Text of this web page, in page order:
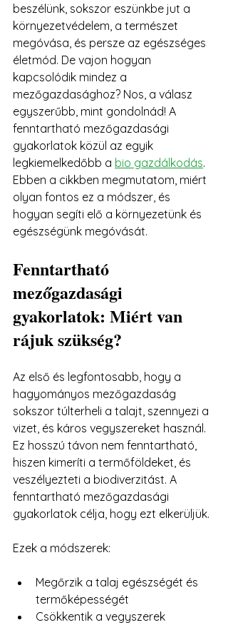
beszélünk, sokszor eszünkbe jut a
környezetvédelem, a természet
megóvása, és persze az egészséges
életmód. De vajon hogyan
kapcsolódik mindez a
mezőgazdasághoz? Nos, a válasz
egyszerűbb, mint gondolnád! A
fenntartható mezőgazdasági
gyakorlatok közül az egyik
legkiemelkedőbb a bio gazdálkodás.
Ebben a cikkben megmutatom, miért
olyan fontos ez a módszer, és
hogyan segíti elő a környezetünk és
egészségünk megóvását.
Fenntartható
mezőgazdasági
gyakorlatok: Miért van
rájuk szükség?
Az első és legfontosabb, hogy a
hagyományos mezőgazdaság
sokszor túlterheli a talajt, szennyezi a
vizet, és káros vegyszereket használ.
Ez hosszú távon nem fenntartható,
hiszen kimeríti a termőföldeket, és
veszélyezteti a biodiverzitást. A
fenntartható mezőgazdasági
gyakorlatok célja, hogy ezt elkerüljük.
Ezek a módszerek:
Megőrzik a talaj egészségét és
termőképességét
Csökkentik a vegyszerek